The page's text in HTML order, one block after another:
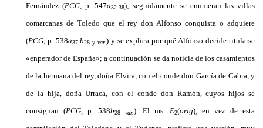
Fernández (PCG, p. 547a32-38); seguidamente se enumeran las villas
comarcanas de Toledo que el rey don Alfonso conquista o adquiere
(PCG, p. 538a37-b28 y var.) y se explica por qué Alfonso decide titularse
«enperador de España»; a continuación se da noticia de los casamientos
de la hermana del rey, doña Elvira, con el conde don García de Cabra, y
de la hija, doña Urraca, con el conde don Ramón, cuyos hijos se
consignan (PCG, p. 538b28 var.) El ms. E2(orig)
en vez de esta